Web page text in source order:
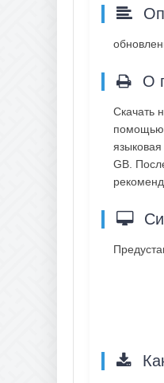
О
Скачать
помощью
GB.